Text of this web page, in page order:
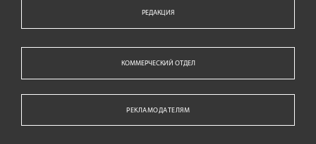
РЕДАКЦИЯ
КОММЕРЧЕСКИЙ ОТДЕЛ
РЕКЛАМОДАТЕЛЯМ